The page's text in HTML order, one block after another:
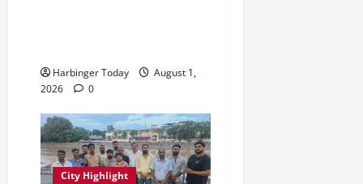
Harbinger Today
August 1,
2026
0
City Highlight